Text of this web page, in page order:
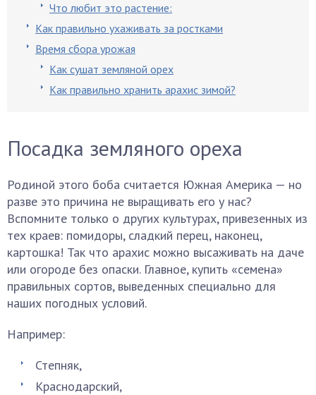
Что любит это растение:
Как правильно ухаживать за ростками
Время сбора урожая
Как сушат земляной орех
Как правильно хранить арахис зимой?
Посадка земляного ореха
Родиной этого боба считается Южная Америка — но
разве это причина не выращивать его у нас?
Вспомните только о других культурах, привезенных из
тех краев: помидоры, сладкий перец, наконец,
картошка! Так что арахис можно высаживать на даче
или огороде без опаски. Главное, купить «семена»
правильных сортов, выведенных специально для
наших погодных условий.
Например:
Степняк,
Краснодарский,